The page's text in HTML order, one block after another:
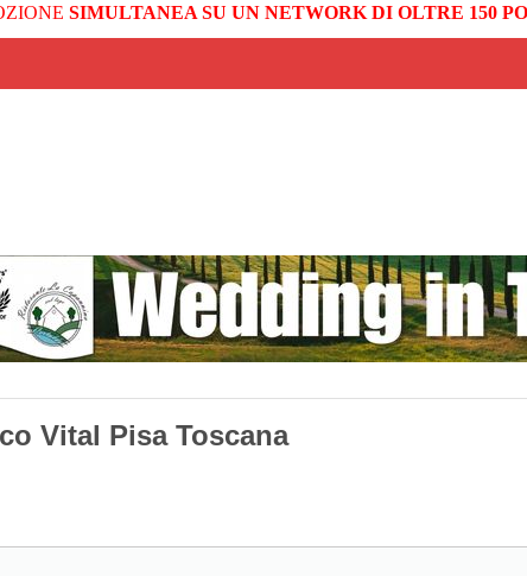
SIMULTANEA SU UN NETWORK DI OLTRE 150
Vital Pisa Toscana